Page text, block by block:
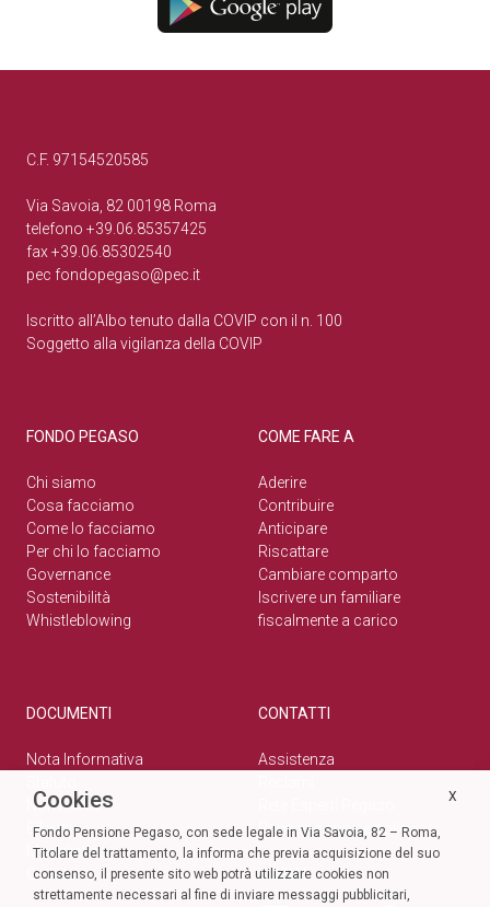
C.F. 97154520585
Via Savoia, 82 00198 Roma
telefono +39.06.85357425
fax +39.06.85302540
pec fondopegaso@pec.it
Iscritto all’Albo tenuto dalla COVIP con il n. 100
Soggetto alla vigilanza della COVIP
FONDO PEGASO
Chi siamo
Cosa facciamo
Come lo facciamo
Per chi lo facciamo
Governance
Sostenibilità
Whistleblowing
COME FARE A
Aderire
Contribuire
Anticipare
Riscattare
Cambiare comparto
Iscrivere un familiare
fiscalmente a carico
DOCUMENTI
Nota Informativa
Normativa
Bilanci
Modulistica
Circolari
CONTATTI
Assistenza
Privacy e cookie policy
SOCIAL
X
Cookies
Fondo Pensione Pegaso, con sede legale in Via Savoia, 82 – Roma,
Titolare del trattamento, la informa che previa acquisizione del suo
consenso, il presente sito web potrà utilizzare cookies non
strettamente necessari al fine di inviare messaggi pubblicitari,